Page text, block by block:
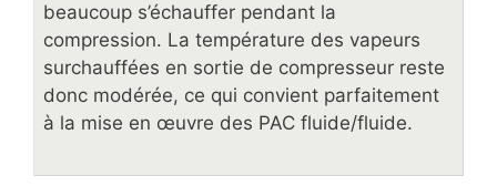
beaucoup s’échauffer pendant la
compression. La température des vapeurs
surchauffées en sortie de compresseur reste
donc modérée, ce qui convient parfaitement
à la mise en œuvre des PAC fluide/fluide.